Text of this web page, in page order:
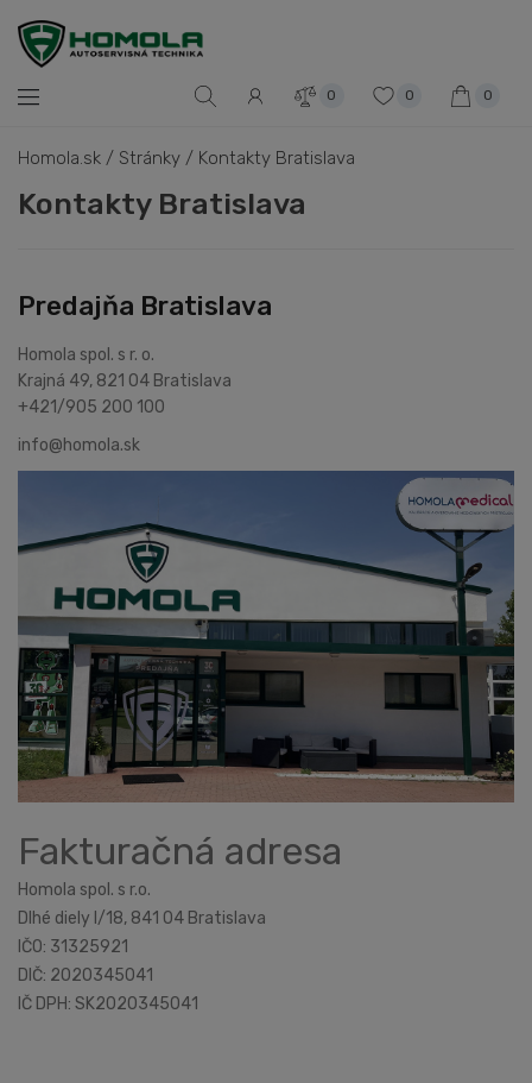
0 0 0
Homola.sk / Stránky / Kontakty Bratislava
Kontakty Bratislava
Predajňa Bratislava
Homola spol. s r. o.
Krajná 49, 821 04 Bratislava
+421/905 200 100
info@homola.sk
Fakturačná adresa
Homola spol. s r.o.
Dlhé diely I/18, 841 04 Bratislava
IČO: 31325921
DIČ: 2020345041
IČ DPH: SK2020345041